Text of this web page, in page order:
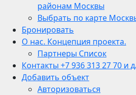
районам Москвы
Выбрать по карте
Бронировать
О нас. Концепция проекта.
Партнеры Список
Контакты +7 936 313 27 70 и
Добавить объект
Авторизоваться